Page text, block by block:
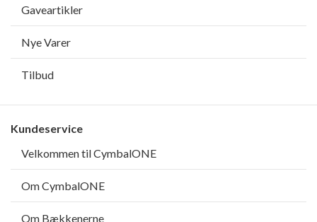
Gaveartikler
Nye Varer
Tilbud
Kundeservice
Velkommen til CymbalONE
Om CymbalONE
Om Bækkenerne